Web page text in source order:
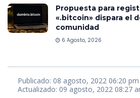
Propuesta para
«.bitcoin» dispara el
comunidad
6 Agosto, 2026
Publicado: 08 agosto, 2022 06:20
Actualizado: 09 agosto, 2022 08:27